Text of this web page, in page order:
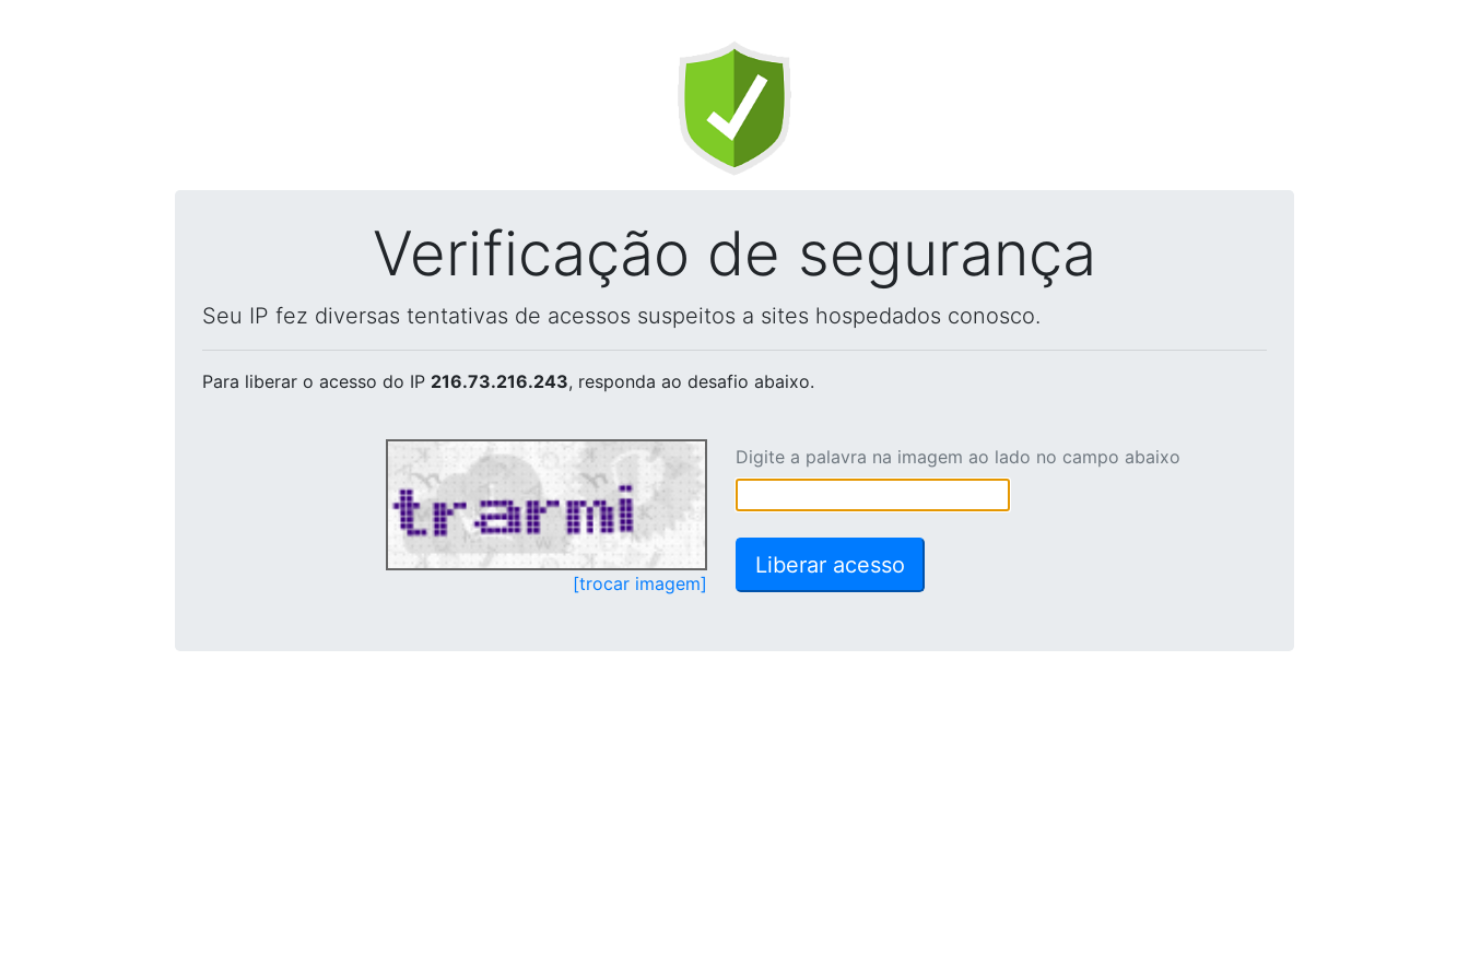
Verificação de segurança
Seu IP fez diversas tentativas de acessos suspeitos a sites hospedados conosco.
Para liberar o acesso do IP 216.73.216.243, responda ao desafio abaixo.
[trocar imagem]
Digite a palavra na imagem ao lado no campo abaixo